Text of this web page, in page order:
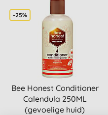
-25%
Bee Honest Conditioner
Calendula 250ML
(gevoelige huid)